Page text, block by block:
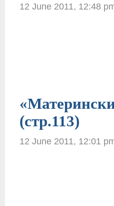
12 June 2011, 12:48
(стр.113)
12 June 2011, 12:01